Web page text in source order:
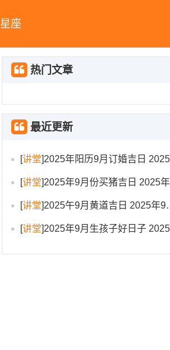
星座
热门文章
最近更新
[讲堂]2025年阳历9月订婚吉日 2025年9月订婚吉日有哪几天
[讲堂]2025年9月份买猪吉日 2025年9月买猪进圈吉日
[讲堂]2025午9月黄道吉日 2025年9月黄道吉日一览表大全
[讲堂]2025年9月生孩子好日子 2025年9月哪天生孩子比较好